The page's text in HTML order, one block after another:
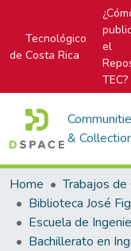
Tecnológico
de Costa Rica
el
TEC?
&
Home
Trabajos de